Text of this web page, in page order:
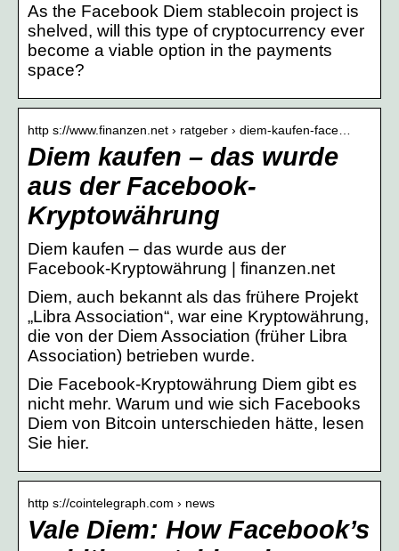
As the Facebook Diem stablecoin project is
shelved, will this type of cryptocurrency ever
become a viable option in the payments
space?
http s://www.finanzen.net › ratgeber › diem-kaufen-face…
Diem kaufen – das wurde
aus der Facebook-
Kryptowährung
Diem kaufen – das wurde aus der
Facebook-Kryptowährung | finanzen.net
Diem, auch bekannt als das frühere Projekt
„Libra Association“, war eine Kryptowährung,
die von der Diem Association (früher Libra
Association) betrieben wurde.
Die Facebook-Kryptowährung Diem gibt es
nicht mehr. Warum und wie sich Facebooks
Diem von Bitcoin unterschieden hätte, lesen
Sie hier.
http s://cointelegraph.com › news
Vale Diem: How Facebook’s